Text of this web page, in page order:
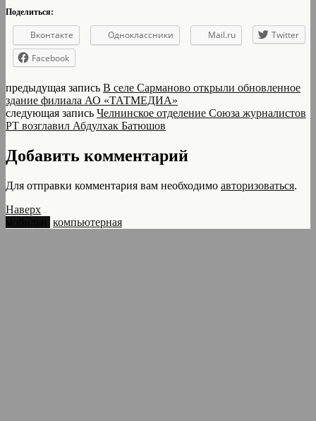
Поделиться:
Вконтакте Одноклассники Mail.ru
Twitter
Facebook
предыдущая запись В селе Сарманово открыли обновленное
здание филиала АО «ТАТМЕДИА»
следующая запись Челнинское отделение Союза журналистов
РТ возглавил Абдулхак Батюшов
Добавить комментарий
Для отправки комментария вам необходимо авторизоваться.
Наверх
компьютерная